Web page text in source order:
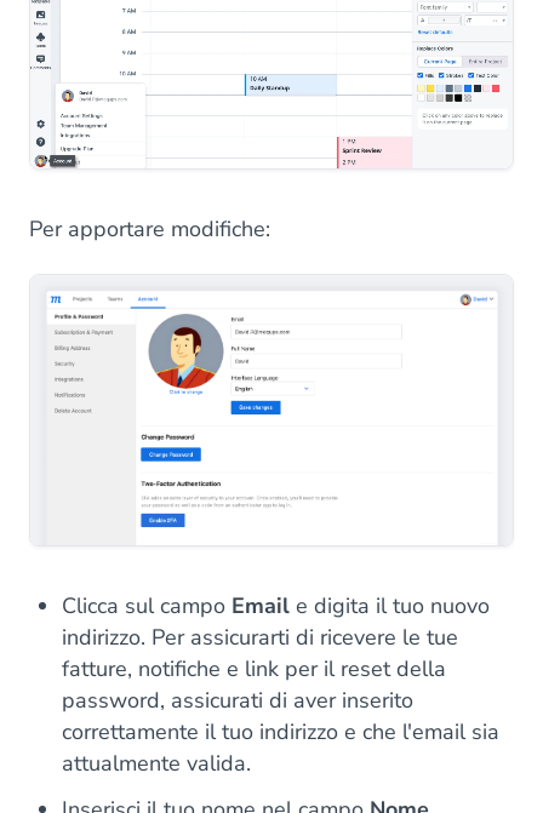
Per apportare modifiche:
Clicca sul campo Email e digita il tuo nuovo
indirizzo. Per assicurarti di ricevere le tue
fatture, notifiche e link per il reset della
password, assicurati di aver inserito
correttamente il tuo indirizzo e che l'email sia
attualmente valida.